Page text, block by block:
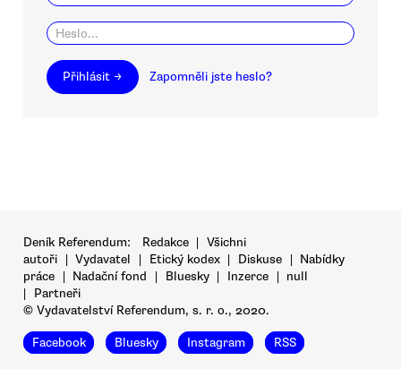
Přihlásit → Zapomněli jste heslo?
Deník Referendum: Redakce | Všichni
autoři | Vydavatel | Etický kodex | Diskuse | Nabídky
práce | Nadační fond | Bluesky | Inzerce | null
|
Partneři
© Vydavatelství Referendum, s. r. o., 2020.
Facebook Bluesky Instagram RSS